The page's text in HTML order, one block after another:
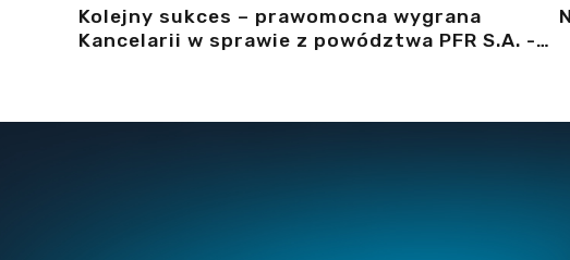
Kolejny sukces – prawomocna wygrana
Kancelarii w sprawie z powództwa PFR S.A. -